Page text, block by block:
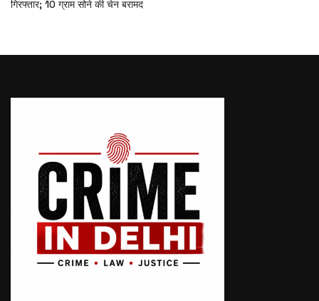
गिरफ्तार; 10 ग्राम सोने की चेन बरामद